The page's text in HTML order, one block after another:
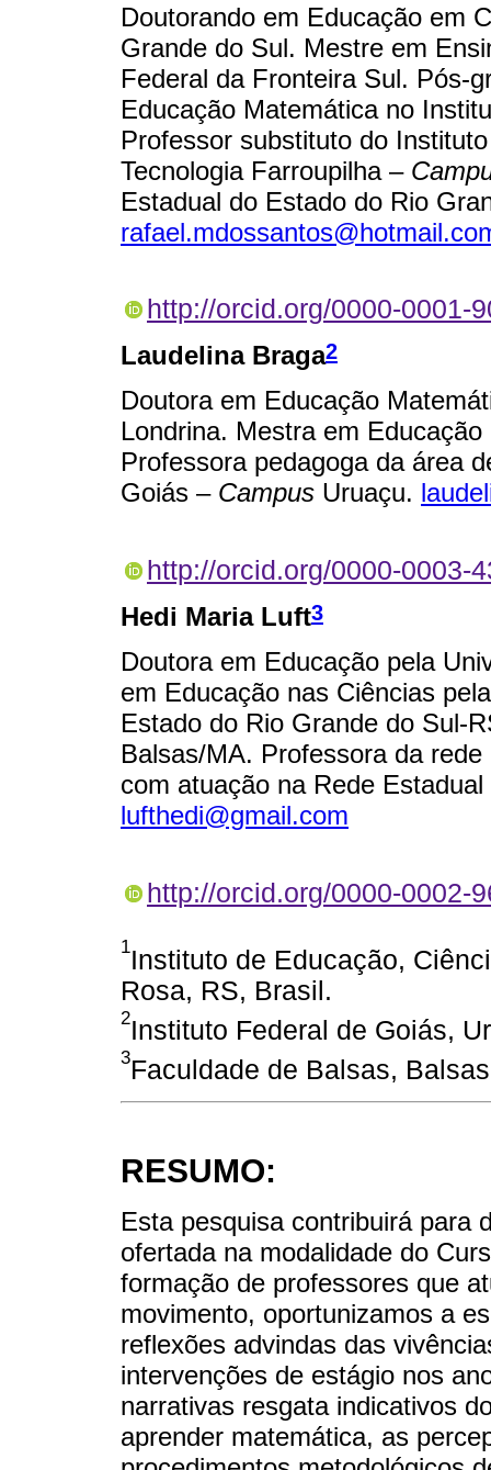
Doutorando em Educação em
Grande do Sul. Mestre em
Federal da Fronteira Sul. Pós-
Educação Matemática no
Professor substituto do
Tecnologia Farroupilha –
Estadual do Estado do Rio
http://orcid.org/0000-0001-
Laudelina Braga2
Doutora em Educação
Londrina. Mestra em
Professora pedagoga da área
Goiás – Campus Uruaçu.
http://orcid.org/0000-0003-
Hedi Maria Luft3
Doutora em Educação pela
em Educação nas Ciências
Estado do Rio Grande do Sul-
Balsas/MA. Professora da
com atuação na Rede
lufthedi@gmail.com
http://orcid.org/0000-0002-
1Instituto de Educação,
Rosa, RS, Brasil.
2Instituto Federal de Goiás,
3Faculdade de Balsas,
RESUMO:
Esta pesquisa contribuirá para
ofertada na modalidade do
formação de professores que
movimento, oportunizamos a
reflexões advindas das
intervenções de estágio nos
narrativas resgata indicativos
aprender matemática, as